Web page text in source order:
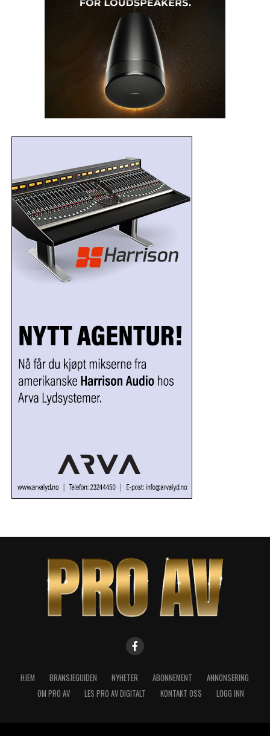
HJEM BRANSJEGUIDEN NYHETER ABONNEMENT
ANNONSERING
OM PRO AV
LES PRO AV DIGITALT KONTAKT OSS LOGG INN